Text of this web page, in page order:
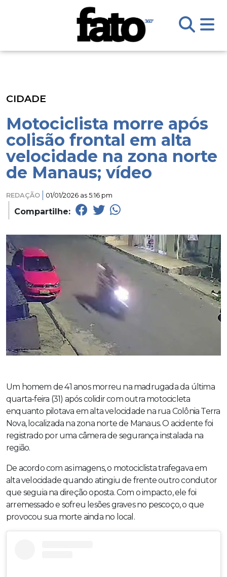
CIDADE
Motociclista morre após
colisão frontal em alta
velocidade na zona norte
de Manaus; vídeo
REDAÇÃO 01/01/2026 as 5:16 pm
Compartilhe:
Um homem de 41 anos morreu na madrugada da última
quarta-feira (31) após colidir com outra motocicleta
enquanto pilotava em alta velocidade na rua Colônia Terra
Nova, localizada na zona norte de Manaus. O acidente foi
registrado por uma câmera de segurança instalada na
região.
De acordo com as imagens, o motociclista trafegava em
alta velocidade quando atingiu de frente outro condutor
que seguia na direção oposta. Com o impacto, ele foi
arremessado e sofreu lesões graves no pescoço, o que
provocou sua morte ainda no local.